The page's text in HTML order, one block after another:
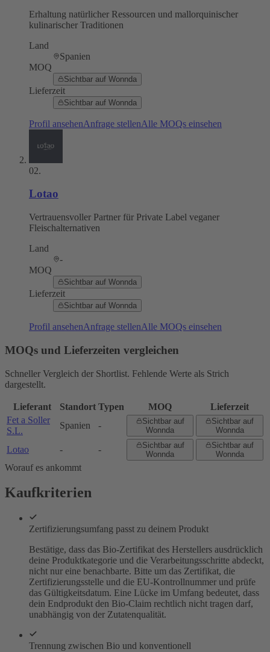
Erhaltung natürlicher Ressourcen und mallorquinischer
kulinarischer Traditionen
Land
Spanien
MOQ
Sichtbar auf Wonnda
Lieferzeit
Sichtbar auf Wonnda
Profil ansehenAnfrage stellenAlle MOQs einsehen
02.
Lotao
Vertrauensvoller Partner für Private Label veganer
Fleischalternativen
Land
-
MOQ
Sichtbar auf Wonnda
Lieferzeit
Sichtbar auf Wonnda
Profil ansehenAnfrage stellenAlle MOQs einsehen
MOQs und Lieferzeiten vergleichen
Schneller Vergleich der Shortlist. Fehlende Werte als Strich
dargestellt.
Lieferant Standort Typen MOQ
Lieferzeit
Fet a Soller
S.L.
Spanien -
Sichtbar auf
Wonnda
Sichtbar auf
Wonnda
Lotao - -
Sichtbar auf
Wonnda
Sichtbar auf
Wonnda
Worauf es ankommt
Kaufkriterien
Zertifizierungsumfang passt zu deinem Produkt
Bestätige, dass das Bio-Zertifikat des Herstellers ausdrücklich
deine Produktkategorie und die Verarbeitungsschritte abdeckt,
nicht nur eine benachbarte. Bitte um das Zertifikat, die
Zertifizierungsstelle und die EU-Kontrollnummer und prüfe
das Gültigkeitsdatum. Eine Lücke im Umfang bedeutet, dass
dein Endprodukt den Bio-Claim rechtlich nicht tragen darf,
unabhängig von der Zutatenqualität.
Trennung zwischen Bio und konventionell